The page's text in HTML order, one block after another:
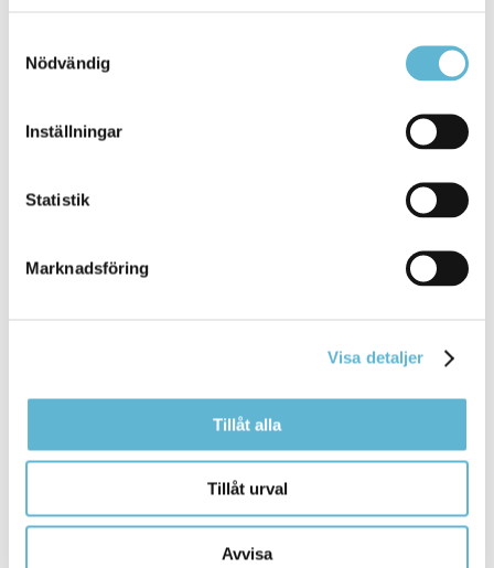
Nödvändig
Inställningar
Statistik
Marknadsföring
Visa detaljer
Tillåt alla
Tillåt urval
Avvisa
0456-82 23 55
KONTAKT
Besöksadress
Kommunhuset, Storgatan 48